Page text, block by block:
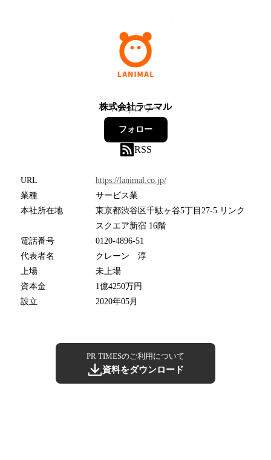
株式会社ラニマル
7フォロワー
フォロー
RSS
URL
https://lanimal.co.jp/
業種
サービス業
本社所在地
東京都渋谷区千駄ヶ谷5丁目27-5 リンク
スクエア新宿 16階
電話番号
0120-4896-51
代表者名
クレーン 淳
上場
未上場
資本金
1億4250万円
設立
2020年05月
PR TIMESのご利用について
資料をダウンロード